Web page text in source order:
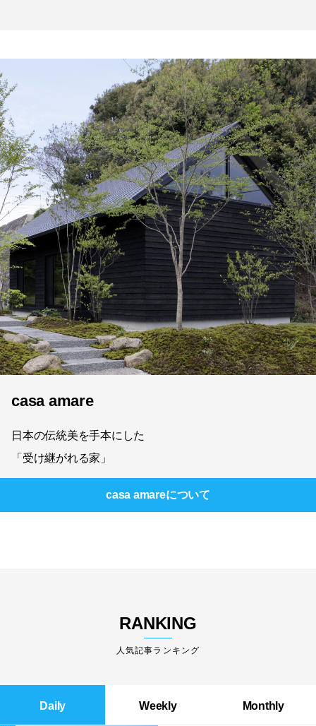
casa amare
日本の伝統美を手本にした
「受け継がれる家」
casa amareについて
RANKING
人気記事ランキング
Daily Weekly Monthly